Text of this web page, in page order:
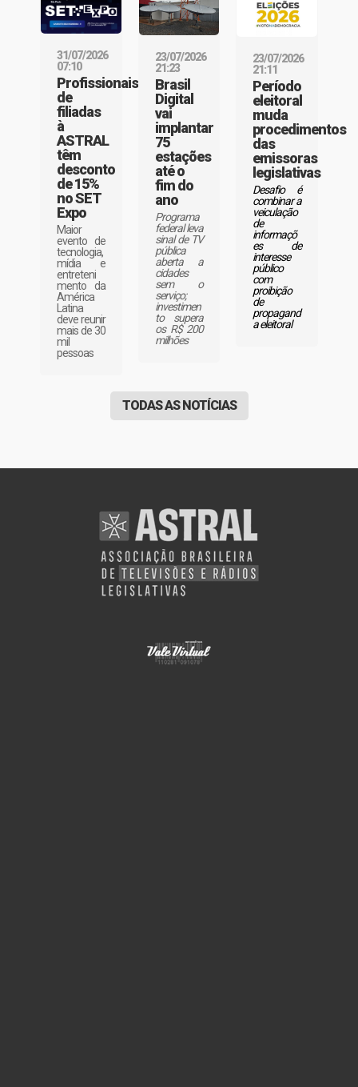
31/07/2026
07:10
Profissionais
de
filiadas
à
ASTRAL
têm
desconto
de 15%
no SET
Expo
Maior
evento de
tecnologia,
mídia e
entreteni
mento da
América
Latina
deve reunir
mais de 30
mil
pessoas
23/07/2026
21:23
Brasil
Digital
vai
implantar
75
estações
até o
fim do
ano
Programa
federal leva
sinal de TV
pública
aberta a
cidades
sem o
serviço;
investimen
to supera
os R$ 200
milhões
23/07/2026
21:11
Período
eleitoral
muda
procedimentos
das
emissoras
legislativas
Desafio é
combinar a
veiculação
de
informaçõ
es de
interesse
público
com
proibição
de
propagand
a eleitoral
TODAS AS NOTÍCIAS